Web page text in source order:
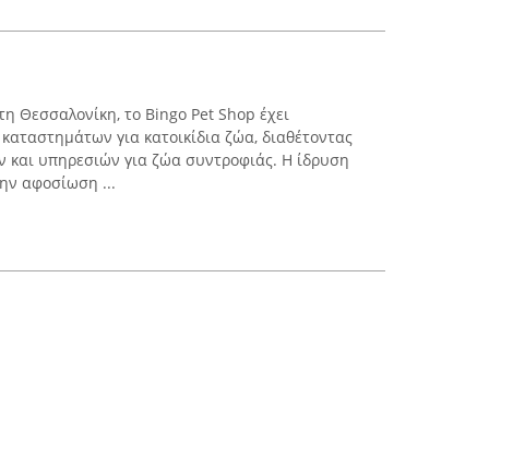
Θεσσαλονίκη, το Bingo Pet Shop έχει
για κατοικίδια ζώα, διαθέτοντας
και υπηρεσιών για ζώα συντροφιάς. Η ίδρυση
αφοσίωση ...